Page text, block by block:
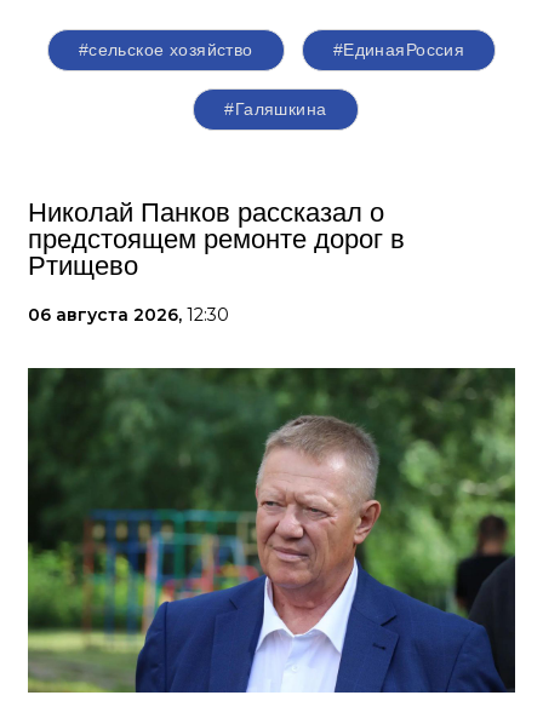
#сельское хозяйство #ЕдинаяРоссия
#Галяшкина
Николай Панков рассказал о
предстоящем ремонте дорог в
Ртищево
06 августа 2026, 12:30